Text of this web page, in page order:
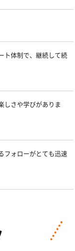
ト体制で、継続して続
しさや学びがありま
フォローがとても迅速